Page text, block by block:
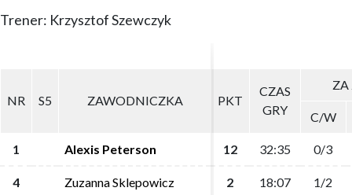
Trener: Krzysztof Szewczyk
NR S5 ZAWODNICZKA PKT
CZAS
GRY
ZA
C/W
1 Alexis Peterson 12 32:35 0/3
4 Zuzanna Sklepowicz 2 18:07 1/2
NR S5 ZAWODNICZKA PKT
CZAS
GRY
ZA
C/W
1 Alexis Peterson 12 32:35 0/3
4 Zuzanna Sklepowicz 2 18:07 1/2